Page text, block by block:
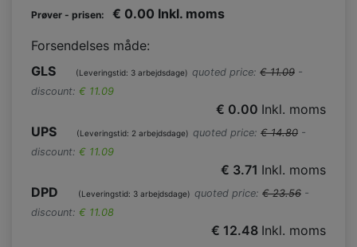
Prøver - prisen: € 0.00 Inkl. moms
Forsendelses måde:
GLS
(Leveringstid: 3 arbejdsdage) quoted price: € 11.09 -
discount: € 11.09
€ 0.00 Inkl. moms
UPS
(Leveringstid: 2 arbejdsdage) quoted price: € 14.80 -
discount: € 11.09
€ 3.71 Inkl. moms
DPD
(Leveringstid: 3 arbejdsdage) quoted price: € 23.56 -
discount: € 11.08
€ 12.48 Inkl. moms